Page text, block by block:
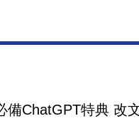
備ChatGPT特典 改